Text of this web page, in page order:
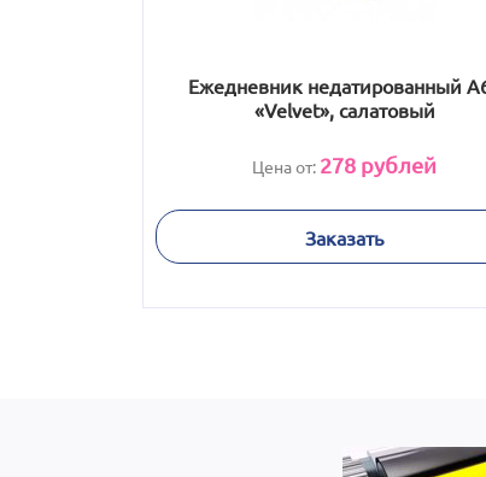
Ежедневник недатированный
«Velvet», салатовый
Цена от: 278 рублей
Заказать